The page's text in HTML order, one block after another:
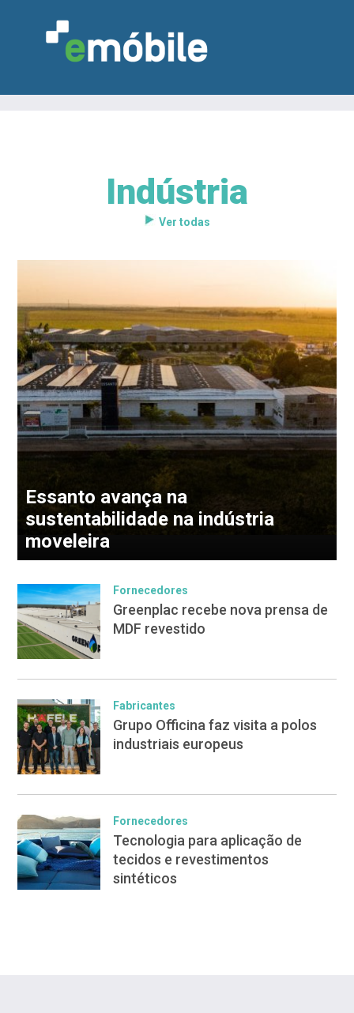
MARCENARIA
DESIGN & DECORAÇÃO
NOTÍCIAS
Indústria
Ver todas
Essanto avança na
sustentabilidade na indústria
moveleira
Fornecedores
Greenplac recebe nova prensa de
MDF revestido
Fabricantes
Grupo Officina faz visita a polos
industriais europeus
Fornecedores
Tecnologia para aplicação de
tecidos e revestimentos
sintéticos